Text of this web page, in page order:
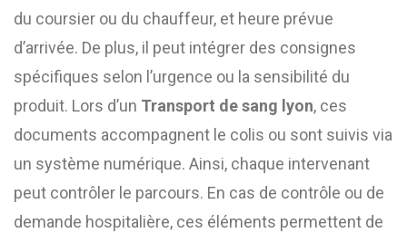
du coursier ou du chauffeur, et heure prévue
d’arrivée. De plus, il peut intégrer des consignes
spécifiques selon l’urgence ou la sensibilité du
produit. Lors d’un Transport de sang lyon, ces
documents accompagnent le colis ou sont suivis via
un système numérique. Ainsi, chaque intervenant
peut contrôler le parcours. En cas de contrôle ou de
demande hospitalière, ces éléments permettent de